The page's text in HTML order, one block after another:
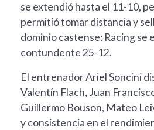
se extendió hasta el 11-10,
permitió tomar distancia y
dominio castense: Racing se
contundente 25-12.
El entrenador Ariel Soncini
Valentín Flach, Juan
Guillermo Bouson, Mateo
y consistencia en el